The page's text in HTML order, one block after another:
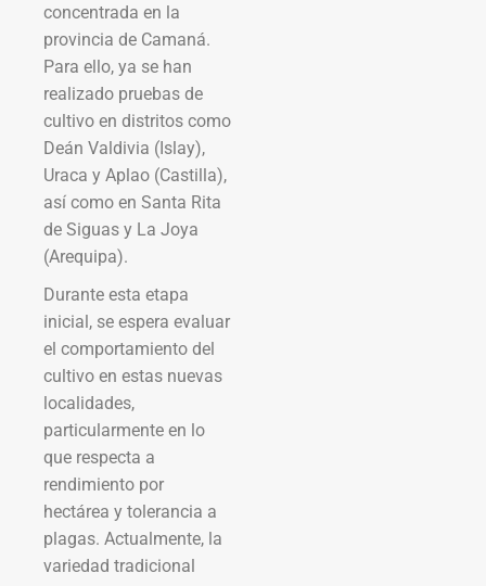
concentrada en la
provincia de Camaná.
Para ello, ya se han
realizado pruebas de
cultivo en distritos como
Deán Valdivia (Islay),
Uraca y Aplao (Castilla),
así como en Santa Rita
de Siguas y La Joya
(Arequipa).
Durante esta etapa
inicial, se espera evaluar
el comportamiento del
cultivo en estas nuevas
localidades,
particularmente en lo
que respecta a
rendimiento por
hectárea y tolerancia a
plagas. Actualmente, la
variedad tradicional